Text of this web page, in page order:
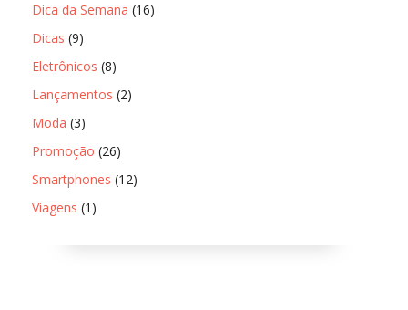
Dica da Semana (16)
Dicas (9)
Eletrônicos (8)
Lançamentos (2)
Moda (3)
Promoção (26)
Smartphones (12)
Viagens (1)